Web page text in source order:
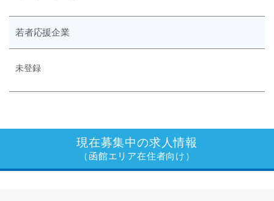
若者応援企業
未登録
現在募集中の求人情報
（函館エリア在住者向け）